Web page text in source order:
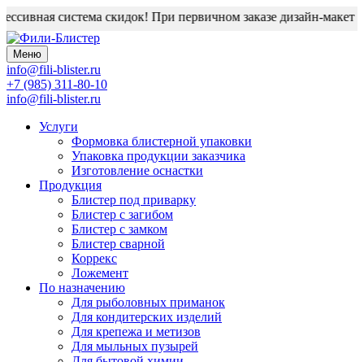
система скидок! При первичном заказе дизайн-макет
Меню
info@fili-blister.ru
+7 (985) 311-80-10
info@fili-blister.ru
Услуги
Формовка блистерной упаковки
Упаковка продукции заказчика
Изготовление оснастки
Продукция
Блистер под приварку
Блистер с загибом
Блистер с замком
Блистер сварной
Коррекс
Ложемент
По назначению
Для рыболовных приманок
Для кондитерских изделий
Для крепежа и метизов
Для мыльных пузырей